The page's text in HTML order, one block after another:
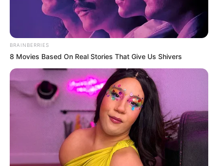
BRAINBERRIES
8 Movies Based On Real Stories That Give Us Shivers